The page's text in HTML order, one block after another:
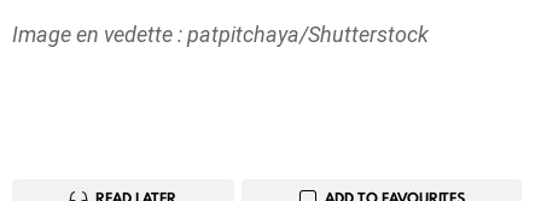
Image en vedette : patpitchaya/Shutterstock